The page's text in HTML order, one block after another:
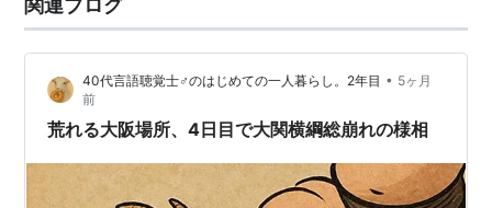
関連ブログ
40代言語聴覚士♂のはじめての一人暮らし。2年目 • 5ヶ月
前
荒れる大阪場所、4日目で大関横綱総崩れの様相